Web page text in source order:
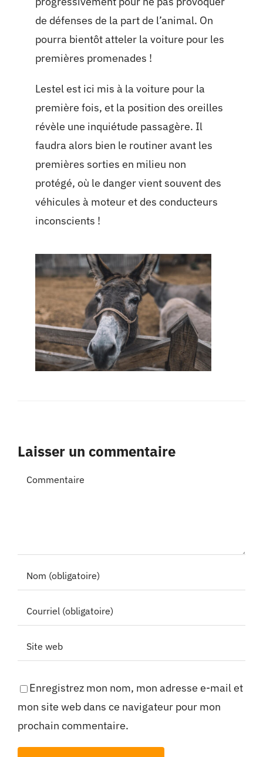
de défenses de la part de l’animal. On
pourra bientôt atteler la voiture pour les
premières promenades !
Lestel est ici mis à la voiture pour la
première fois, et la position des oreilles
révèle une inquiétude passagère. Il
faudra alors bien le routiner avant les
premières sorties en milieu non
protégé, où le danger vient souvent des
véhicules à moteur et des conducteurs
inconscients !
Laisser un commentaire
Commentaire
Enregistrez mon nom, mon adresse e-mail et
mon site web dans ce navigateur pour mon
prochain commentaire.